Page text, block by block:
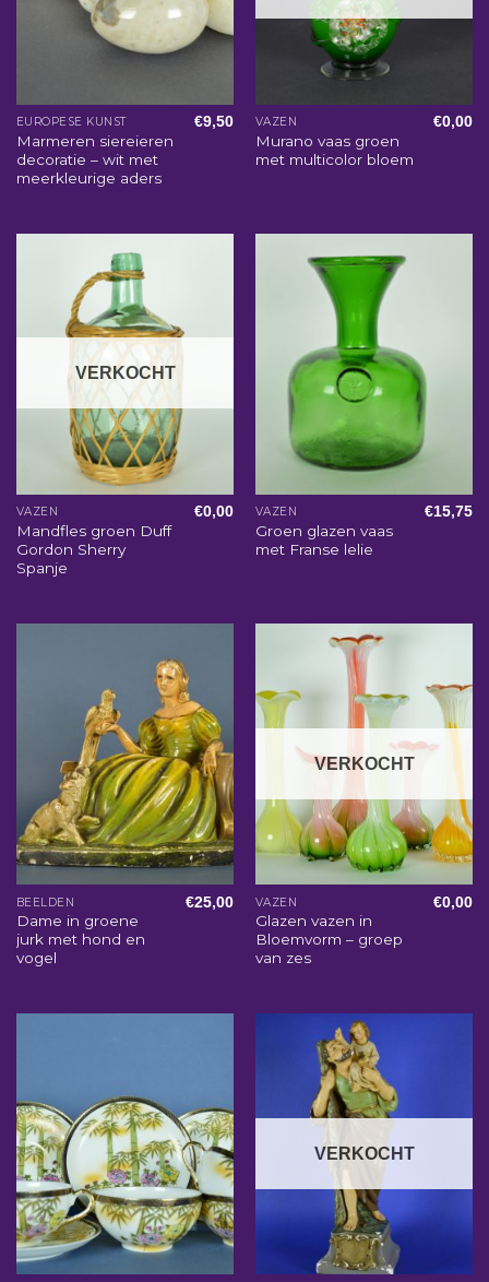
EUROPESE KUNST
Marmeren siereieren
decoratie – wit met
meerkleurige aders
€9,50 VAZEN
Murano vaas groen
met multicolor bloem
€0,00
VERKOCHT
VAZEN
Mandfles groen Duff
Gordon Sherry
Spanje
€0,00 VAZEN
Groen glazen vaas
met Franse lelie
€15,75
BEELDEN
Dame in groene
jurk met hond en
vogel
€25,00
VERKOCHT
VAZEN
Glazen vazen in
Bloemvorm – groep
van zes
€0,00
VERKOCHT